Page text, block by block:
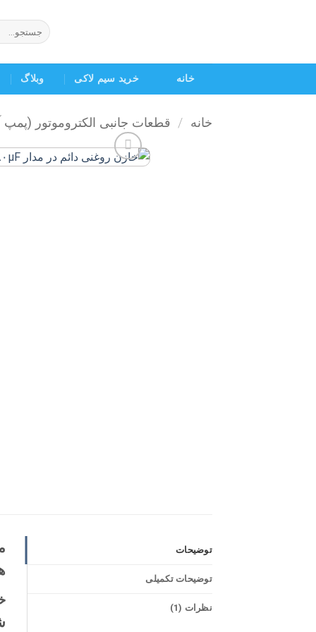
جستجو
برای:
خانه خرید سیم لاکی وبلاگ
خانه / قطعات جانبی الکتروموتور
توضیحات
توضیحات تکمیلی
نظرات (1)